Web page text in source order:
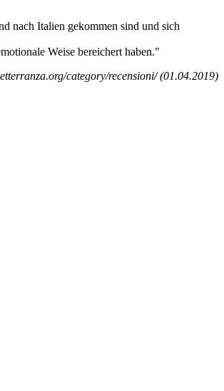
nach Italien gekommen sind und sich
Weise bereichert haben."
category/recensioni/ (01.04.2019)